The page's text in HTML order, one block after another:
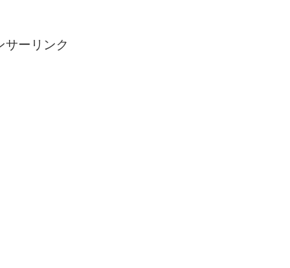
サーリンク